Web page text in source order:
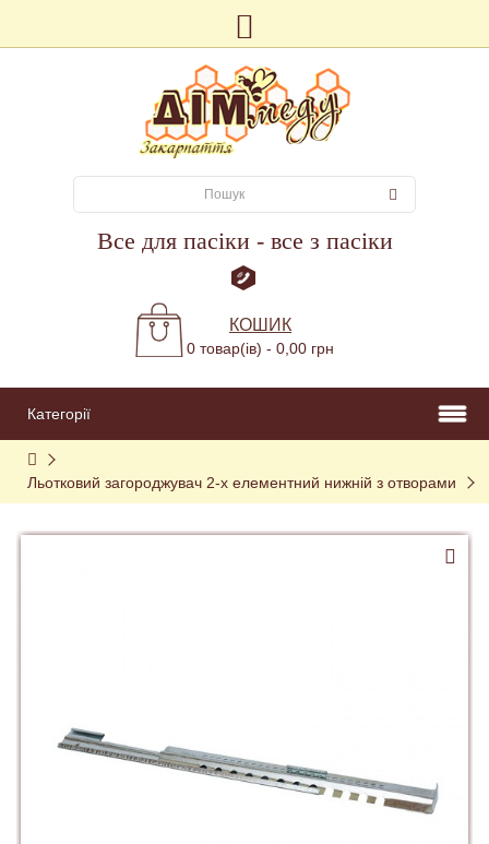
Все для пасіки - все з пасіки
КОШИК
0 товар(ів) - 0,00 грн
Категорії
Льотковий загороджувач 2-х елементний нижній з отворами